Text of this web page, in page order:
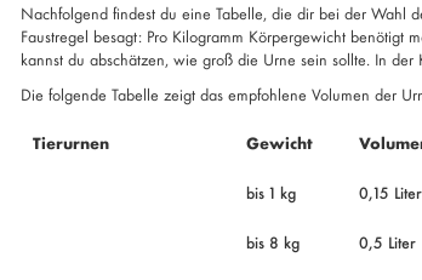
Nachfolgend findest du eine Tabelle, die dir bei der Wahl
Faustregel besagt: Pro Kilogramm Körpergewicht benötigt
kannst du abschätzen, wie groß die Urne sein sollte. In
Die folgende Tabelle zeigt das empfohlene Volumen der
Tierurnen Gewicht
bis 1 kg 0,15 Liter
bis 8 kg 0,5 Liter